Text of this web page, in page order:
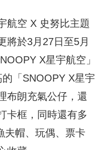
航空 X 史努比主題
將於3月27日至5月
X星宇航空」
「SNOOPY X星宇
布朗充氣公仔，還
卡框，同時還有多
夫帽、玩偶、票卡